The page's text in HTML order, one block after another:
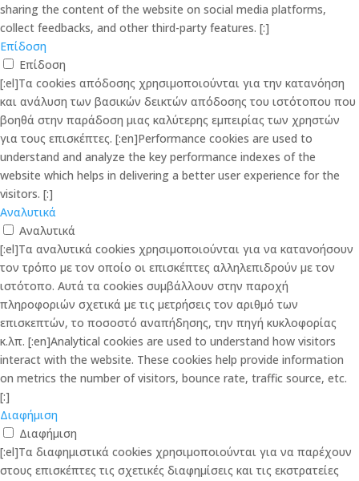
sharing the content of the website on social media platforms,
collect feedbacks, and other third-party features. [:]
Επίδοση
Επίδοση
[:el]Τα cookies απόδοσης χρησιμοποιούνται για την κατανόηση
και ανάλυση των βασικών δεικτών απόδοσης του ιστότοπου που
βοηθά στην παράδοση μιας καλύτερης εμπειρίας των χρηστών
για τους επισκέπτες. [:en]Performance cookies are used to
understand and analyze the key performance indexes of the
website which helps in delivering a better user experience for the
visitors. [:]
Αναλυτικά
Αναλυτικά
[:el]Τα αναλυτικά cookies χρησιμοποιούνται για να κατανοήσουν
τον τρόπο με τον οποίο οι επισκέπτες αλληλεπιδρούν με τον
ιστότοπο. Αυτά τα cookies συμβάλλουν στην παροχή
πληροφοριών σχετικά με τις μετρήσεις τον αριθμό των
επισκεπτών, το ποσοστό αναπήδησης, την πηγή κυκλοφορίας
κ.λπ. [:en]Analytical cookies are used to understand how visitors
interact with the website. These cookies help provide information
on metrics the number of visitors, bounce rate, traffic source, etc.
[:]
Διαφήμιση
Διαφήμιση
[:el]Τα διαφημιστικά cookies χρησιμοποιούνται για να παρέχουν
στους επισκέπτες τις σχετικές διαφημίσεις και τις εκστρατείες